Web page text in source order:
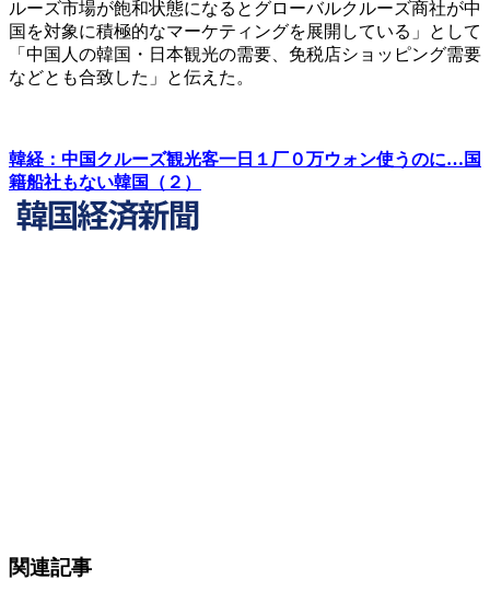
ルーズ市場が飽和状態になるとグローバルクルーズ商社が中
国を対象に積極的なマーケティングを展開している」として
「中国人の韓国・日本観光の需要、免税店ショッピング需要
などとも合致した」と伝えた。
韓経：中国クルーズ観光客一日１厂０万ウォン使うのに…国
籍船社もない韓国（２）
関連記事